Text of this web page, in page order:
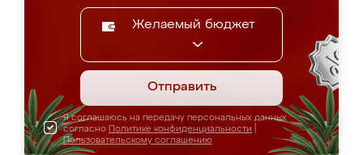
Желаемый бюджет
Отправить
Я соглашаюсь на передачу персональных данных
согласно Политике конфиденциальности
Пользовательскому соглашению